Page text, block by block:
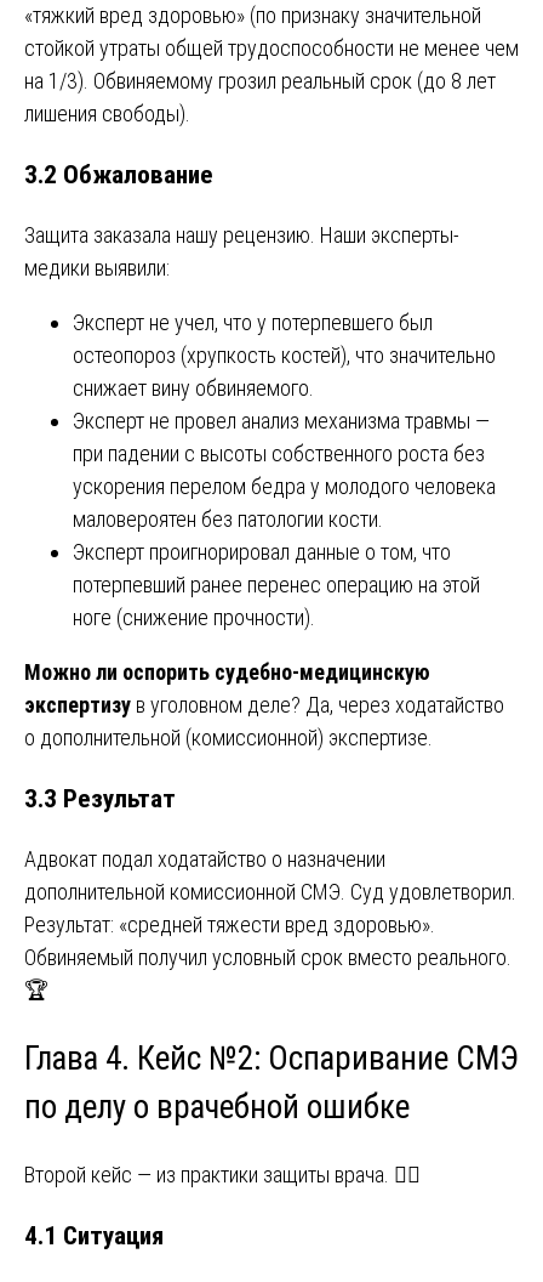
«тяжкий вред здоровью» (по признаку значительной
стойкой утраты общей трудоспособности не менее чем
на 1/3). Обвиняемому грозил реальный срок (до 8 лет
лишения свободы).
3.2 Обжалование
Защита заказала нашу рецензию. Наши эксперты-
медики выявили:
Эксперт не учел, что у потерпевшего был
остеопороз (хрупкость костей), что значительно
снижает вину обвиняемого.
Эксперт не провел анализ механизма травмы —
при падении с высоты собственного роста без
ускорения перелом бедра у молодого человека
маловероятен без патологии кости.
Эксперт проигнорировал данные о том, что
потерпевший ранее перенес операцию на этой
ноге (снижение прочности).
Можно ли оспорить судебно-медицинскую
экспертизу в уголовном деле? Да, через ходатайство
о дополнительной (комиссионной) экспертизе.
3.3 Результат
Адвокат подал ходатайство о назначении
дополнительной комиссионной СМЭ. Суд удовлетворил.
Результат: «средней тяжести вред здоровью».
Обвиняемый получил условный срок вместо реального.
🏆
Глава 4. Кейс №2: Оспаривание СМЭ
по делу о врачебной ошибке
Второй кейс — из практики защиты врача. 👨‍⚕️
4.1 Ситуация